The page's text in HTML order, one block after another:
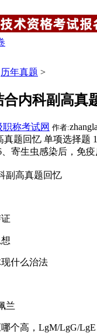
历年真题 >
合内科副高真
职称考试网 作者:
真题回忆 单项选择
寄生虫感染后，免
科副高真题回忆
什么治法
兰
个高，LgM/LgG/LgE